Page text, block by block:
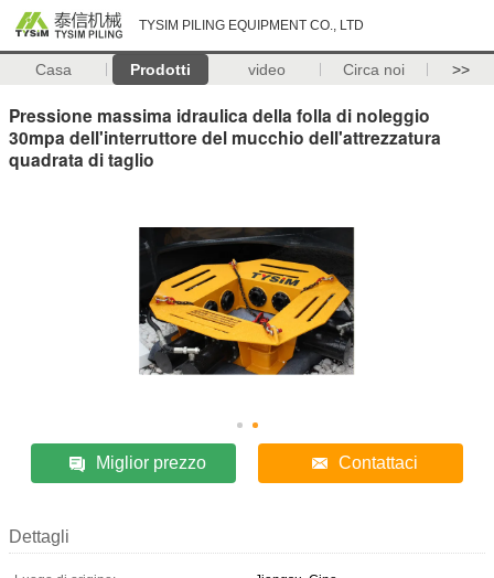
TYSIM PILING EQUIPMENT CO., LTD
Casa Prodotti video Circa noi >>
Pressione massima idraulica della folla di noleggio
30mpa dell'interruttore del mucchio dell'attrezzatura
quadrata di taglio
Miglior prezzo Contattaci
Dettagli